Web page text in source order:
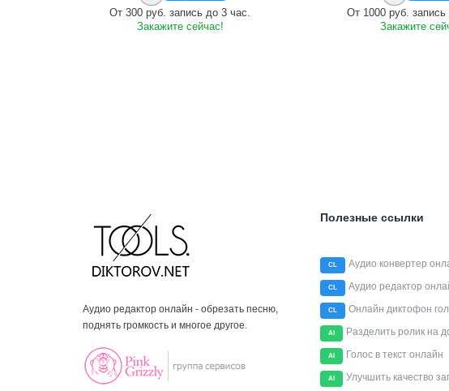
От 300 руб. запись до 3 час.
Закажите сейчас!
От 1000 руб. запись
Закажите
Аудио редактор онлайн - обрезать песню,
поднять громкость и многое другое.
Полезные ссылки
CL Аудио конвертер
CL Аудио редактор
CL Онлайн диктофон
AI Разделить ролик на
AI Голос в текст онлайн
AI Улучшить качество